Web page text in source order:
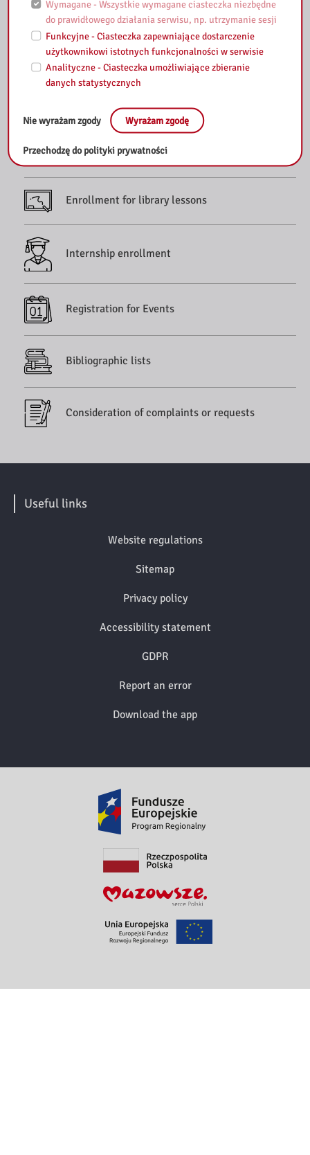
Videoconferencing
Send an inquiry
Enrollment for library lessons
Internship enrollment
Registration for Events
Bibliographic lists
Consideration of complaints or requests
Useful links
Website regulations
Sitemap
Privacy policy
Accessibility statement
GDPR
Report an error
Download the app
Wymagane - Wszystkie wymagane ciasteczka niezbędne
do prawidłowego działania serwisu, np. utrzymanie sesji
Funkcyjne - Ciasteczka zapewniające dostarczenie
użytkownikowi istotnych funkcjonalności w serwisie
Analityczne - Ciasteczka umożliwiające zbieranie
danych statystycznych
Nie wyrażam zgody Wyrażam zgodę
Przechodzę do polityki prywatności